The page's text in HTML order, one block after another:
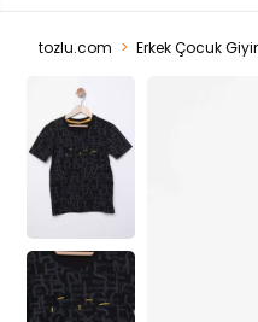
tozlu.com Erkek Çocuk